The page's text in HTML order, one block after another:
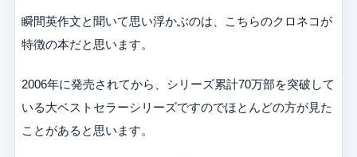
瞬間英作文と聞いて思い浮かぶのは、こちらのクロネコが
特徴の本だと思います。
2006年に発売されてから、シリーズ累計70万部を突破して
いる大ベストセラーシリーズですのでほとんどの方が見た
ことがあると思います。